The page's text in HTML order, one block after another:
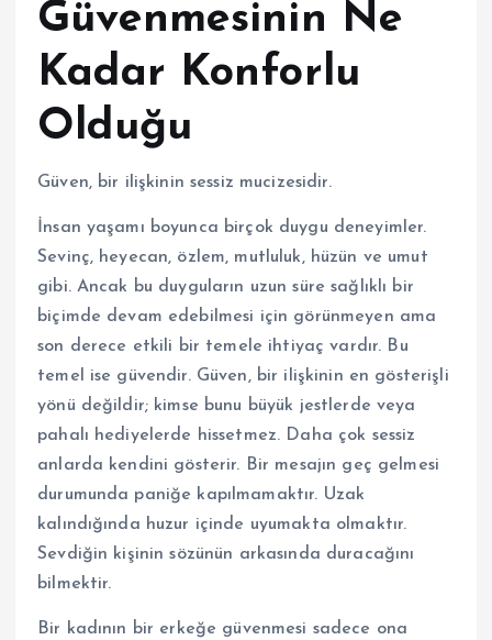
Güvenmesinin Ne
Kadar Konforlu
Olduğu
Güven, bir ilişkinin sessiz mucizesidir.
İnsan yaşamı boyunca birçok duygu deneyimler.
Sevinç, heyecan, özlem, mutluluk, hüzün ve umut
gibi. Ancak bu duyguların uzun süre sağlıklı bir
biçimde devam edebilmesi için görünmeyen ama
son derece etkili bir temele ihtiyaç vardır. Bu
temel ise güvendir. Güven, bir ilişkinin en gösterişli
yönü değildir; kimse bunu büyük jestlerde veya
pahalı hediyelerde hissetmez. Daha çok sessiz
anlarda kendini gösterir. Bir mesajın geç gelmesi
durumunda paniğe kapılmamaktır. Uzak
kalındığında huzur içinde uyumakta olmaktır.
Sevdiğin kişinin sözünün arkasında duracağını
bilmektir.
Bir kadının bir erkeğe güvenmesi sadece ona